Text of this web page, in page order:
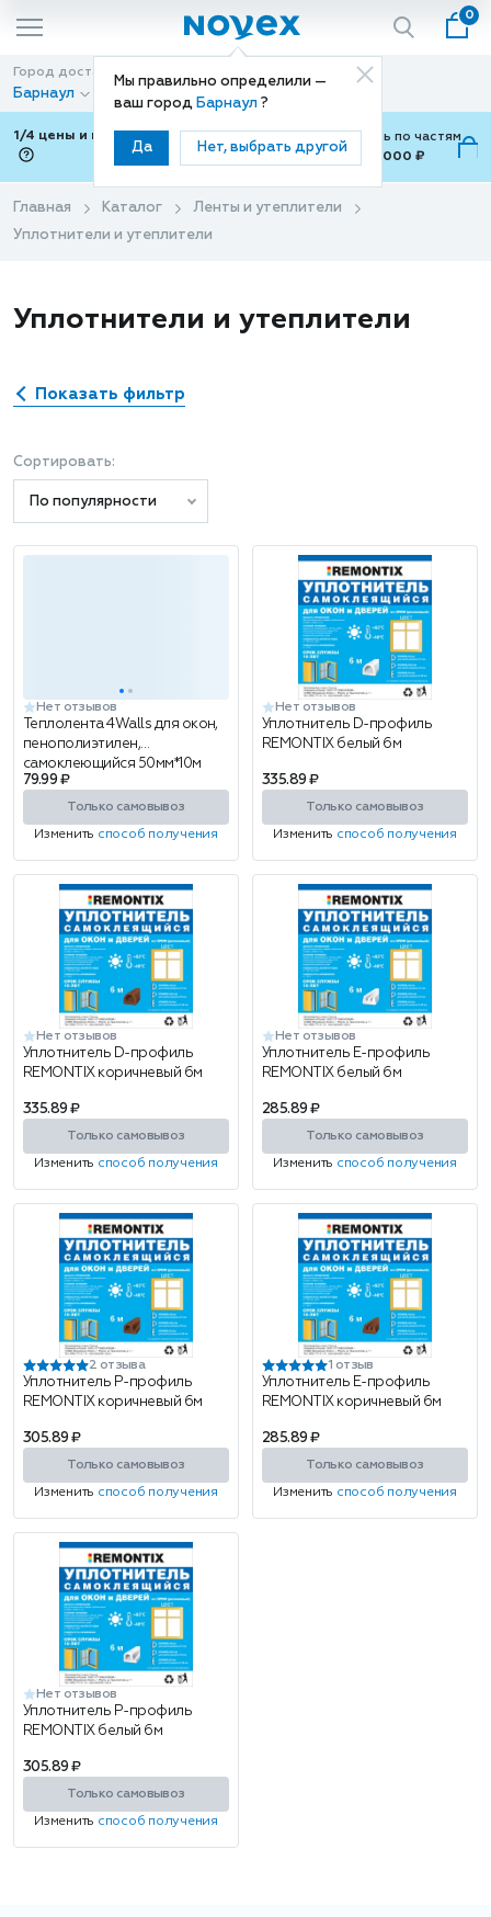
Мы правильно определили —
ваш город Барнаул ?
Да Нет, выбрать другой
0
Город доставки
Барнаул
Способ доставки
Доставка
1/4 цены и покупки ваши с Подели
Можно оплатить по частям
от 700 ₽ до 15,000 ₽
Главная Каталог
Ленты и утеплители
Уплотнители и утеплители
Уплотнители и утеплители
Показать фильтр
Сортировать:
По популярности
Нет отзывов
Теплолента 4Walls для окон,
пенополиэтилен,
самоклеющийся 50мм*10м
79.99 ₽
Только самовывоз
Изменить способ получения
Нет отзывов
Уплотнитель D-профиль
REMONTIX белый 6м
335.89 ₽
Только самовывоз
Изменить способ получения
Нет отзывов
Уплотнитель D-профиль
REMONTIX коричневый 6м
335.89 ₽
Только самовывоз
Изменить способ получения
Нет отзывов
Уплотнитель E-профиль
REMONTIX белый 6м
285.89 ₽
Только самовывоз
Изменить способ получения
2 отзыва
Уплотнитель P-профиль
REMONTIX коричневый 6м
305.89 ₽
Только самовывоз
Изменить способ получения
1 отзыв
Уплотнитель E-профиль
REMONTIX коричневый 6м
285.89 ₽
Только самовывоз
Изменить способ получения
Нет отзывов
Уплотнитель P-профиль
REMONTIX белый 6м
305.89 ₽
Только самовывоз
Изменить способ получения